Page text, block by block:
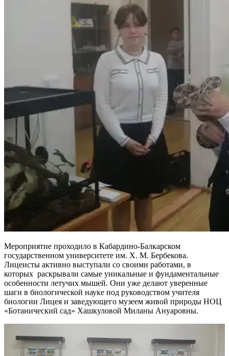
Мероприятие проходило в Кабардино-Балкарском
государственном университете им. Х. М. Бербекова.
Лицеисты активно выступали со своими работами, в
которых раскрывали самые уникальные и фундаментальные
особенности летучих мышей. Они уже делают уверенные
шаги в биологической науке под руководством учителя
биологии Лицея и заведующего музеем живой природы НОЦ
«Ботанический сад» Хашкуловой Миланы Ануаровны.